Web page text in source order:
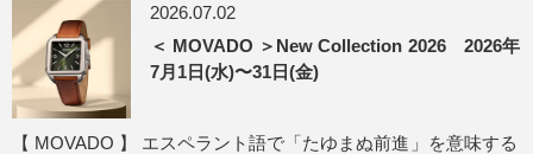
2026.07.02
＜ MOVADO ＞New Collection 2026 2026年
7月1日(水)〜31日(金)
【 MOVADO 】 エスペラント語で「たゆまぬ前進」を意味する